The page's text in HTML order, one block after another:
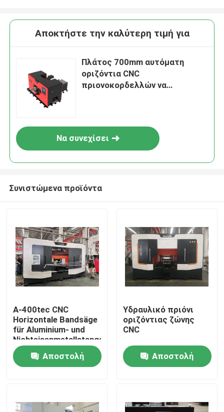
Σπίτι
Περίπου εμείς
Αποκτήστε την καλύτερη τιμή για
Πλάτος 700mm αυτόματη
οριζόντια CNC
πριονοκορδελλών να
Να συνεχίσει
Συνιστώμενα προϊόντα
A-400tec CNC
Horizontale Bandsäge
für Aluminium- und
Nichteisenmetallstangen
mit automatischer
Zuführung und
Positionierung
Αποστολή
Υδραυλικό πριόνι
οριζόντιας ζώνης
CNC
Αποστολή